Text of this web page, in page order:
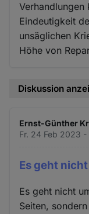
Eindeutigkeit
unsäglichen
Höhe von
Diskussion
Ernst-Günther
Fr. 24 Feb 2023 -
Es geht
Es geht nicht
Seiten,